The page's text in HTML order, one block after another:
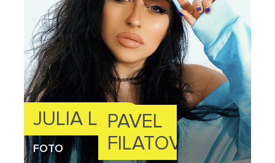
JULIA LOIS
FOTO
PAVEL
FILATOV